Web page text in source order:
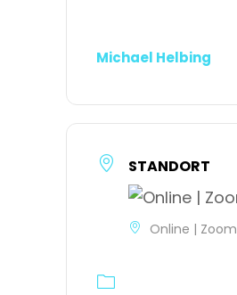
Michael Helbing
STANDORT
Online | Zoom